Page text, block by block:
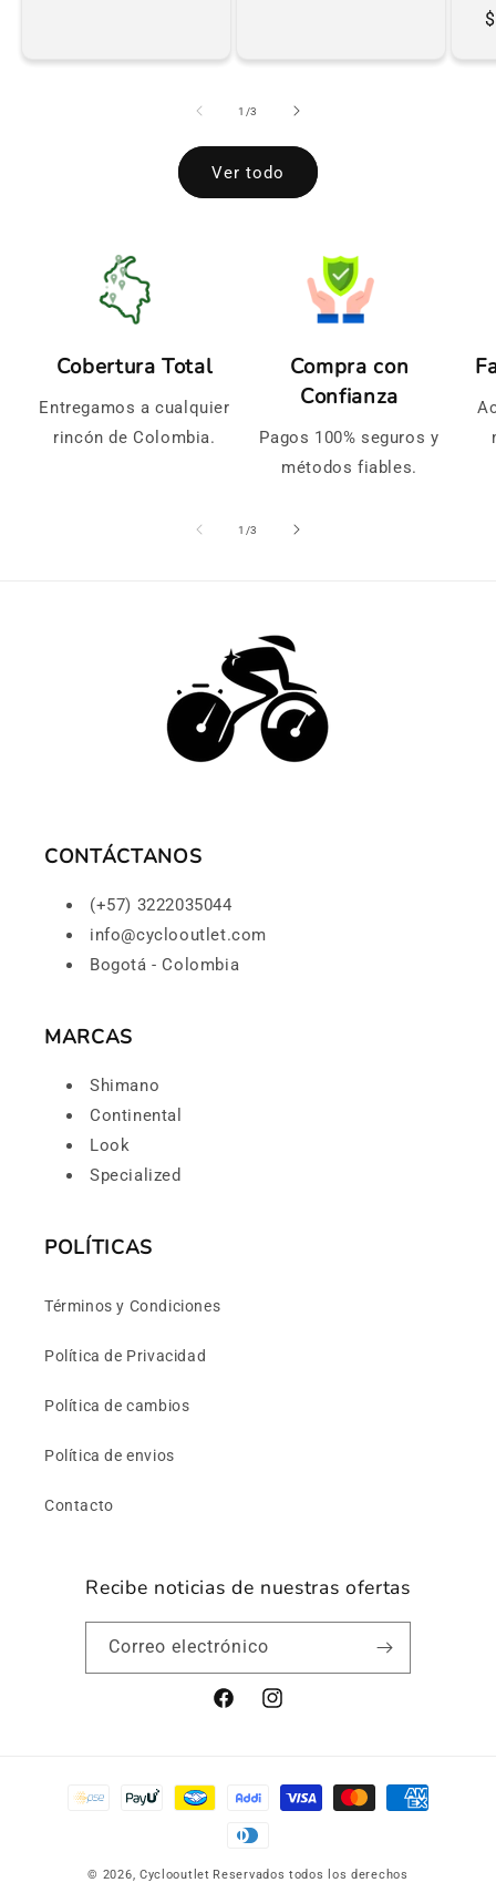
1 /de
3
Ver todo
Cobertura Total
Entregamos a cualquier
rincón de Colombia.
Compra con
Confianza
Pagos 100% seguros y
métodos fiables.
1 /de
3
CONTÁCTANOS
(+57) 3222035044
info@cyclooutlet.com
Bogotá - Colombia
MARCAS
Shimano
Continental
Look
Specialized
POLÍTICAS
Términos y Condiciones
Política de Privacidad
Política de cambios
Política de envios
Contacto
Recibe noticias de nuestras ofertas
Correo electrónico
https://www.facebook.com/
https://www.instagram.com/
Formas
© 2026, Cyclooutlet Reservados todos los derechos